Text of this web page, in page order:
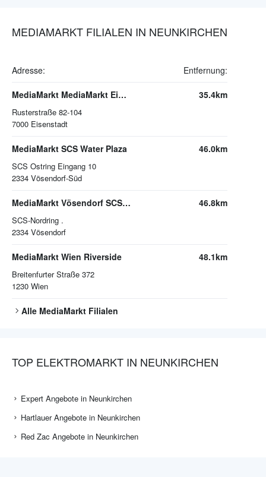
MEDIAMARKT FILIALEN IN NEUNKIRCHEN
Adresse: Entfernung:
MediaMarkt MediaMarkt Eisenstadt EZE
Rusterstraße 82-104
7000 Eisenstadt
35.4km
MediaMarkt SCS Water Plaza
SCS Ostring Eingang 10
2334 Vösendorf-Süd
46.0km
MediaMarkt Vösendorf SCS-Nordring
SCS-Nordring .
2334 Vösendorf
46.8km
MediaMarkt Wien Riverside
Breitenfurter Straße 372
1230 Wien
48.1km
Alle MediaMarkt Filialen
TOP ELEKTROMARKT IN NEUNKIRCHEN
Expert Angebote in Neunkirchen
Hartlauer Angebote in Neunkirchen
Red Zac Angebote in Neunkirchen